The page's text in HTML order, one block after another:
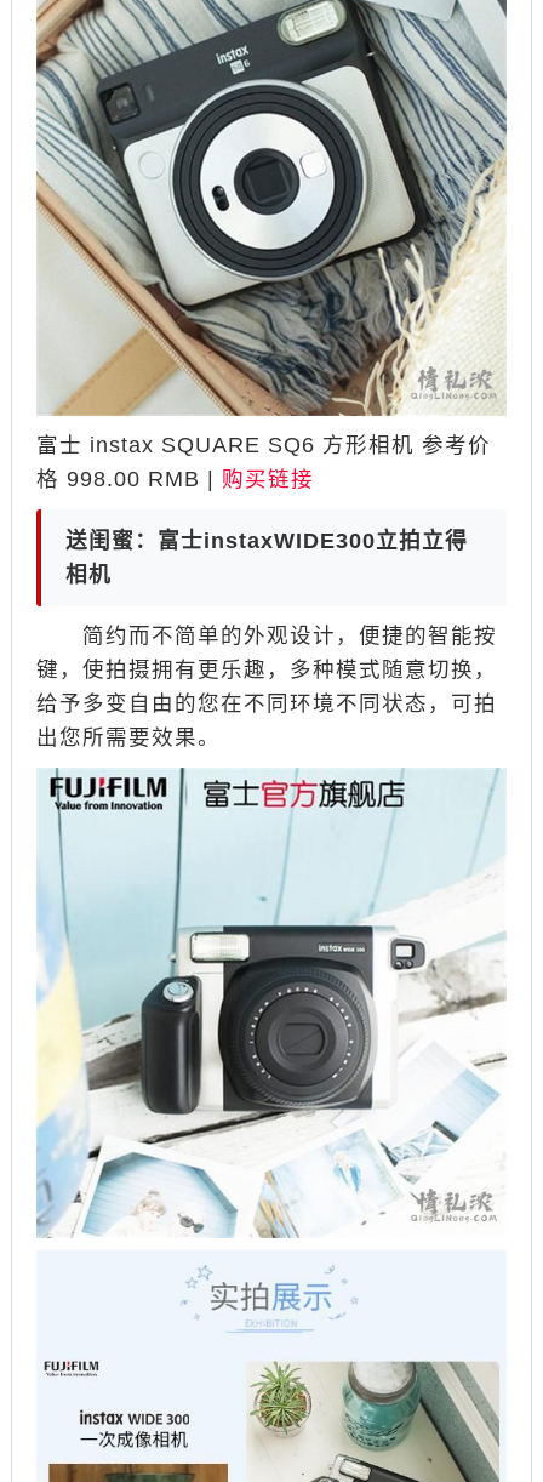
富士 instax SQUARE SQ6 方形相机 参考价
格 998.00 RMB | 购买链接
送闺蜜：富士instaxWIDE300立拍立得
相机
简约而不简单的外观设计，便捷的智能按
键，使拍摄拥有更乐趣，多种模式随意切换，
给予多变自由的您在不同环境不同状态，可拍
出您所需要效果。